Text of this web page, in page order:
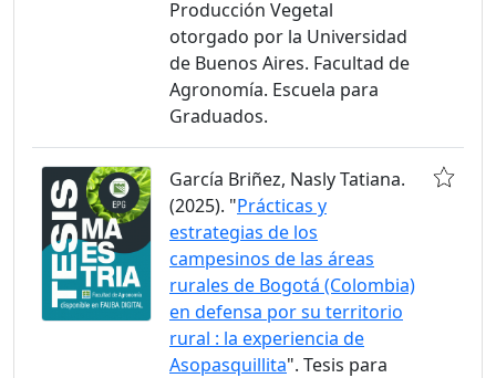
Producción Vegetal
otorgado por la Universidad
de Buenos Aires. Facultad de
Agronomía. Escuela para
Graduados.
García Briñez, Nasly Tatiana.
(2025). "Prácticas y
estrategias de los
campesinos de las áreas
rurales de Bogotá (Colombia)
en defensa por su territorio
rural : la experiencia de
Asopasquillita". Tesis para